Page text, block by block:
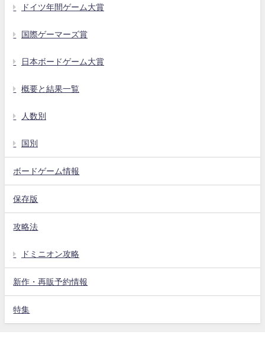
ドイツ年間ゲーム大賞
国際ゲーマーズ賞
日本ボードゲーム大賞
概要と結果一覧
人数別
国別
ボードゲーム情報
保存版
攻略法
ドミニオン攻略
新作・再販予約情報
特集